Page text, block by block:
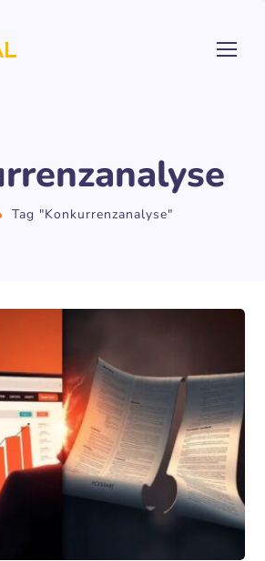
Tag "Konkurrenzanalyse"